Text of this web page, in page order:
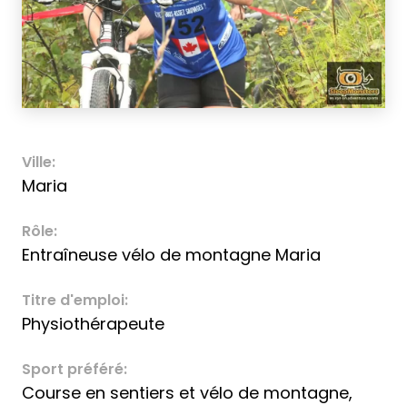
Ville:
Maria
Rôle:
Entraîneuse vélo de montagne Maria
Titre d'emploi:
Physiothérapeute
Sport préféré:
Course en sentiers et vélo de montagne,